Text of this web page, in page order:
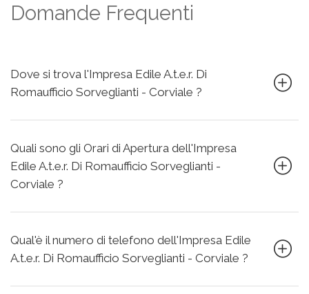
Domande Frequenti
Dove si trova l'Impresa Edile A.t.e.r. Di
Romaufficio Sorveglianti - Corviale ?
Quali sono gli Orari di Apertura dell'Impresa
Edile A.t.e.r. Di Romaufficio Sorveglianti -
Corviale ?
Qual'è il numero di telefono dell'Impresa Edile
A.t.e.r. Di Romaufficio Sorveglianti - Corviale ?